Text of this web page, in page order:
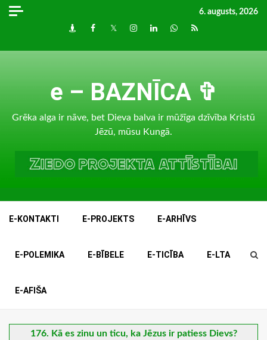
Skip
6. augusts, 2026
DraugiemFacebook
TwitterInstagram
LinkedInwhatsapp
RSS
e – BAZNĪCA ✞
Grēka alga ir nāve, bet Dieva balva ir mūžīga dzīvība Kristū
Jēzū, mūsu Kungā.
E-KONTAKTI E-PROJEKTS E-ARHĪVS
E-POLEMIKA E-BĪBELE E-TICĪBA E-LTA
E-AFIŠA
176. Kā es zinu un ticu, ka Jēzus ir patiess Dievs?